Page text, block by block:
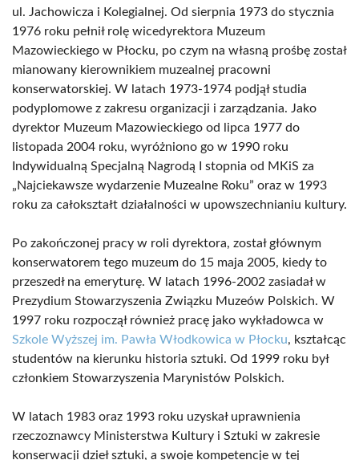
ul. Jachowicza i Kolegialnej. Od sierpnia 1973 do stycznia
1976 roku pełnił rolę wicedyrektora Muzeum
Mazowieckiego w Płocku, po czym na własną prośbę został
mianowany kierownikiem muzealnej pracowni
konserwatorskiej. W latach 1973-1974 podjął studia
podyplomowe z zakresu organizacji i zarządzania. Jako
dyrektor Muzeum Mazowieckiego od lipca 1977 do
listopada 2004 roku, wyróżniono go w 1990 roku
Indywidualną Specjalną Nagrodą I stopnia od MKiS za
„Najciekawsze wydarzenie Muzealne Roku” oraz w 1993
roku za całokształt działalności w upowszechnianiu kultury.
Po zakończonej pracy w roli dyrektora, został głównym
konserwatorem tego muzeum do 15 maja 2005, kiedy to
przeszedł na emeryturę. W latach 1996-2002 zasiadał w
Prezydium Stowarzyszenia Związku Muzeów Polskich. W
1997 roku rozpoczął również pracę jako wykładowca w
Szkole Wyższej im. Pawła Włodkowica w Płocku, kształcąc
studentów na kierunku historia sztuki. Od 1999 roku był
członkiem Stowarzyszenia Marynistów Polskich.
W latach 1983 oraz 1993 roku uzyskał uprawnienia
rzeczoznawcy Ministerstwa Kultury i Sztuki w zakresie
konserwacji dzieł sztuki, a swoje kompetencje w tej